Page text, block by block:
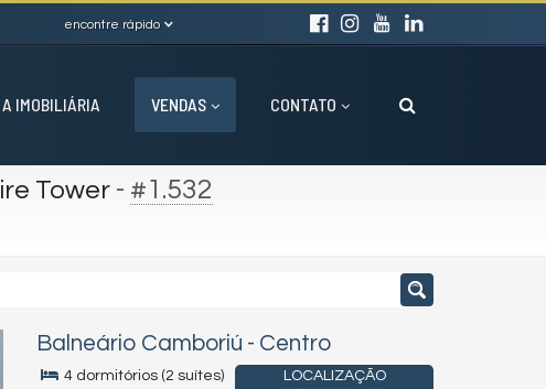
encontre rápido
A IMOBILIÁRIA VENDAS CONTATO
Tower - #1.532
Balneário Camboriú - Centro
LOCALIZAÇÃO
4 dormitórios (2 suítes)